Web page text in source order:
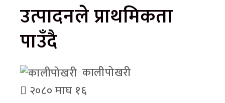
उत्पादनले प्राथमिकता
पाउँदै
कालीपोखरी
२०८० माघ १६